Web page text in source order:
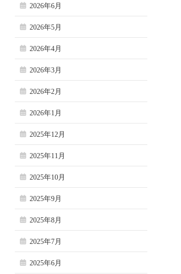
2026年6月
2026年5月
2026年4月
2026年3月
2026年2月
2026年1月
2025年12月
2025年11月
2025年10月
2025年9月
2025年8月
2025年7月
2025年6月